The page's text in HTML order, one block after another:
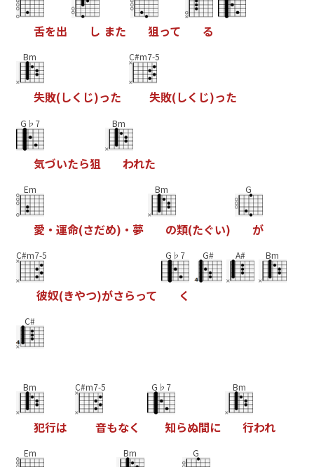
舌を出 し また 狙って る
Bm
失敗(しく じ)った
C#m7-5
失敗(しく じ)った
G♭7
気づいたら狙
Bm
われた
Em
愛 ・ 運命(さだめ) ・ 夢
Bm
の類(たぐい)
G
が
C#m7-5
彼奴(きやつ)がさらって
G♭7
く
G# A# Bm
C#
Bm
犯行は
C#m7-5
音もなく
G♭7
知らぬ間に
Bm
行われ
Em Bm G